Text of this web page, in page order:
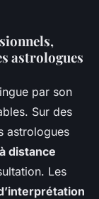
astrologues
par son
Sur des
astrologues
distance
Les